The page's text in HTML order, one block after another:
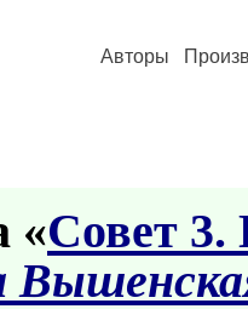
Авторы
«Совет 3.